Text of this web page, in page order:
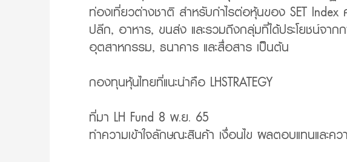
ท่องเที่ยวต่างชาติ สำหรับกำไรต่อหุ้นของ SET Index
ปลีก, อาหาร, ขนส่ง และรวมถึงกลุ่มที่ได้ประโยชน์จา
อุตสาหกรรม, ธนาคาร และสื่อสาร เป็นต้น
กองทุนหุ้นไทยที่แนะนำคือ LHSTRATEGY
ที่มา LH Fund 8 พ.ย. 65
ทำความเข้าใจลักษณะสินค้า เงื่อนไข ผลตอบแทนและค